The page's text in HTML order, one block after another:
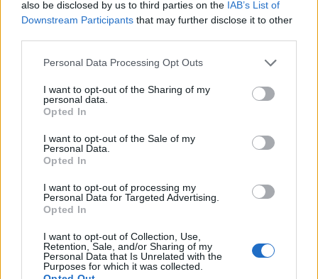
also be disclosed by us to third parties on the IAB’s List of
Downstream Participants that may further disclose it to other
Personal Data Processing Opt Outs
I want to opt-out of the Sharing of my
personal data.
Opted In
I want to opt-out of the Sale of my
Personal Data.
Opted In
I want to opt-out of processing my
Personal Data for Targeted Advertising.
Opted In
I want to opt-out of Collection, Use,
Retention, Sale, and/or Sharing of my
Personal Data that Is Unrelated with the
Purposes for which it was collected.